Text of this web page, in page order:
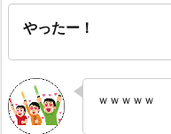
やったー！
ｗｗｗｗｗ